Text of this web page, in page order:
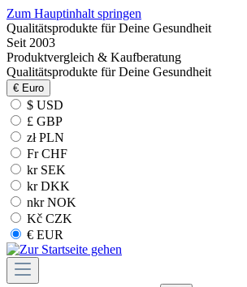
Zum Hauptinhalt springen
Qualitätsprodukte für Deine Gesundheit
Seit 2003
Produktvergleich & Kaufberatung
Qualitätsprodukte für Deine Gesundheit
€ Euro
$ USD
£ GBP
zł PLN
Fr CHF
kr SEK
kr DKK
nkr NOK
Kč CZK
€ EUR